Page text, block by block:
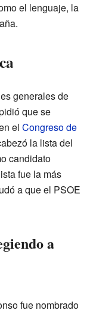
el lenguaje, la
generales de
que se
el Congreso de
la lista del
candidato
fue la más
a que el PSOE
a
fue nombrado